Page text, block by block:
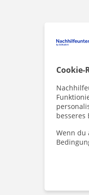
besseres
Wenn du